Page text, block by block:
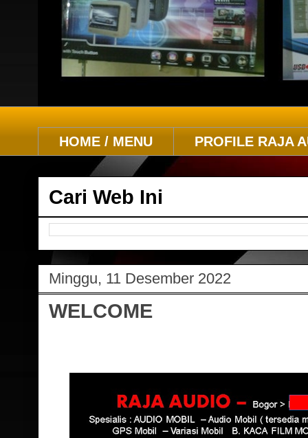
HOME / MENU PROFILE RAJA
Cari Web Ini
Minggu, 11 Desember 2022
WELCOME